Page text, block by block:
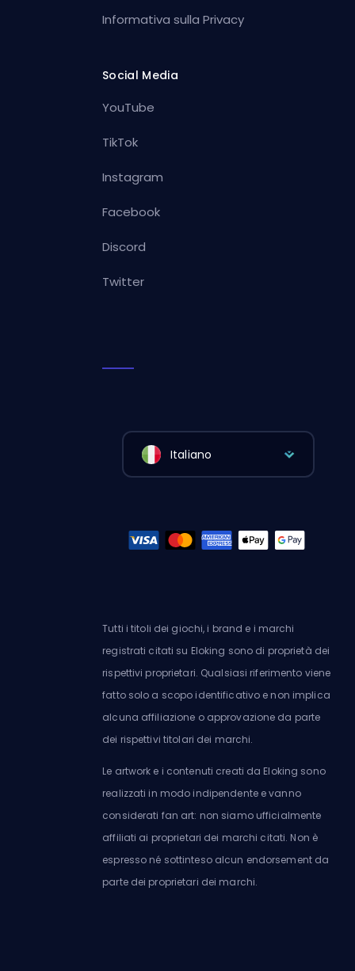
Informativa sulla Privacy
Social Media
YouTube
TikTok
Instagram
Facebook
Discord
Twitter
Italiano
Tutti i titoli dei giochi, i brand e i marchi
registrati citati su Eloking sono di proprietà dei
rispettivi proprietari. Qualsiasi riferimento viene
fatto solo a scopo identificativo e non implica
alcuna affiliazione o approvazione da parte
dei rispettivi titolari dei marchi.
Le artwork e i contenuti creati da Eloking sono
realizzati in modo indipendente e vanno
considerati fan art: non siamo ufficialmente
affiliati ai proprietari dei marchi citati. Non è
espresso né sottinteso alcun endorsement da
parte dei proprietari dei marchi.